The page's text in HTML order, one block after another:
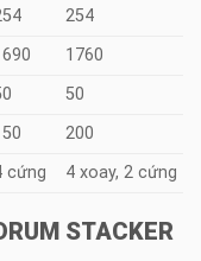
254
1760
50
200
cứng 4 xoay, 2 cứng
STACKER